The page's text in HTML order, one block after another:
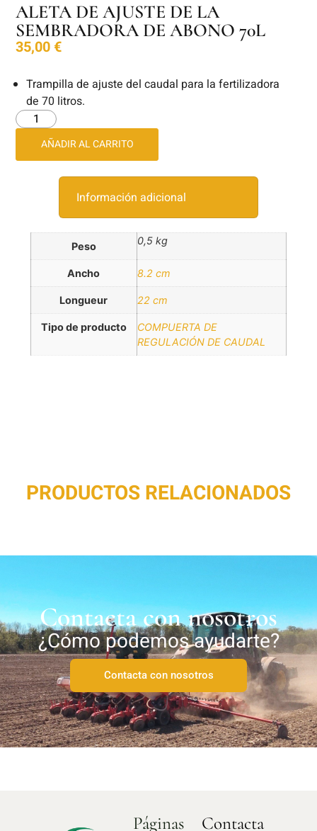
ALETA DE AJUSTE DE LA
SEMBRADORA DE ABONO 70L
35,00€
Trampilla de ajuste del caudal para la fertilizadora
de 70 litros.
AÑADIR AL CARRITO
Información adicional
Peso 0,5 kg
Ancho 8.2 cm
Longueur 22 cm
Tipo de producto
COMPUERTA DE
REGULACIÓN DE CAUDAL
PRODUCTOS RELACIONADOS
Contacta con nosotros
¿Cómo podemos ayudarte?
Contacta con nosotros
Páginas
Contacta